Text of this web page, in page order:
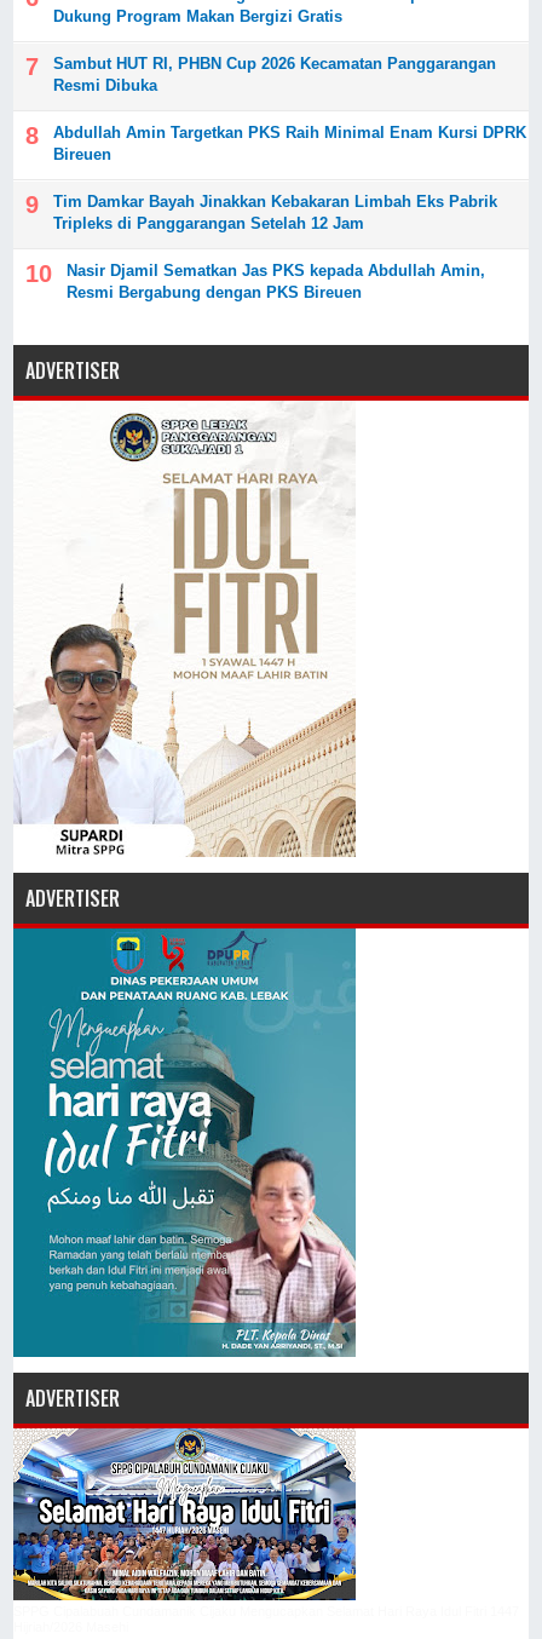
Dukung Program Makan Bergizi Gratis
Sambut HUT RI, PHBN Cup 2026 Kecamatan Panggarangan
Resmi Dibuka
Abdullah Amin Targetkan PKS Raih Minimal Enam Kursi DPRK
Bireuen
Tim Damkar Bayah Jinakkan Kebakaran Limbah Eks Pabrik
Tripleks di Panggarangan Setelah 12 Jam
Nasir Djamil Sematkan Jas PKS kepada Abdullah Amin,
Resmi Bergabung dengan PKS Bireuen
ADVERTISER
ADVERTISER
ADVERTISER